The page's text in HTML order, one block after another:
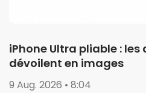
iPhone Ultra pliable : les
dévoilent en images
9 Aug. 2026 • 8:04